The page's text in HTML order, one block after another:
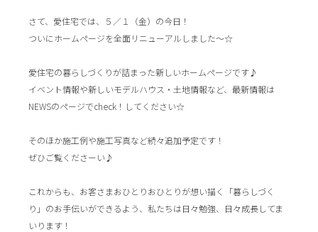
さて、愛住宅では、５／１（金）の今日！
ついにホームページを全面リニューアルしました～☆
愛住宅の暮らしづくりが詰まった新しいホームページです♪
イベント情報や新しいモデルハウス・土地情報など、最新情報は
NEWSのページでcheck！してください☆
そのほか施工例や施工写真など続々追加予定です！
ぜひご覧くださーい♪
これからも、お客さまおひとりおひとりが想い描く「暮らしづく
り」のお手伝いができるよう、私たちは日々勉強、日々成長してま
いります！